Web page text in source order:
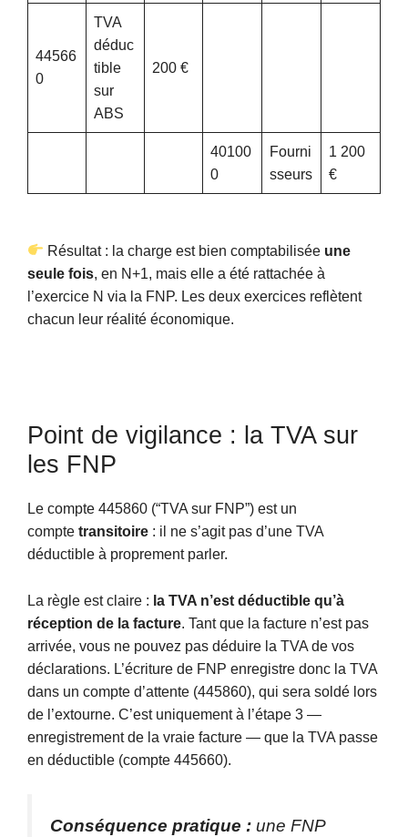
44566
0
TVA
déduc
tible
sur
ABS
200 €
40100
0
Fourni
sseurs
1 200
€
Résultat : la charge est bien comptabilisée une
seule fois, en N+1, mais elle a été rattachée à
l’exercice N via la FNP. Les deux exercices reflètent
chacun leur réalité économique.
Point de vigilance : la TVA sur
les FNP
Le compte 445860 (“TVA sur FNP”) est un
compte transitoire : il ne s’agit pas d’une TVA
déductible à proprement parler.
La règle est claire : la TVA n’est déductible qu’à
réception de la facture. Tant que la facture n’est pas
arrivée, vous ne pouvez pas déduire la TVA de vos
déclarations. L’écriture de FNP enregistre donc la TVA
dans un compte d’attente (445860), qui sera soldé lors
de l’extourne. C’est uniquement à l’étape 3 —
enregistrement de la vraie facture — que la TVA passe
en déductible (compte 445660).
Conséquence pratique : une FNP